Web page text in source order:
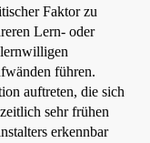
Faktor zu
Lern- oder
führen.
auftreten, die sich
sehr frühen
erkennbar